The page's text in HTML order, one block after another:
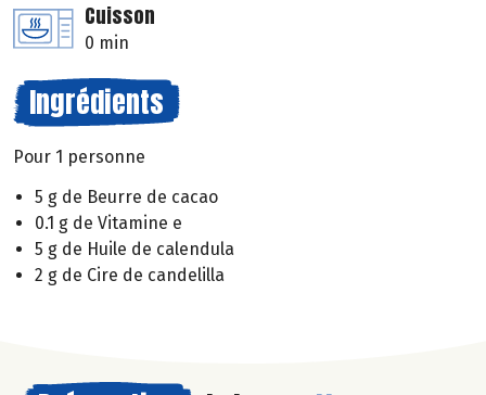
Cuisson
0 min
Ingrédients
Pour 1 personne
5 g de Beurre de cacao
0.1 g de Vitamine e
5 g de Huile de calendula
2 g de Cire de candelilla